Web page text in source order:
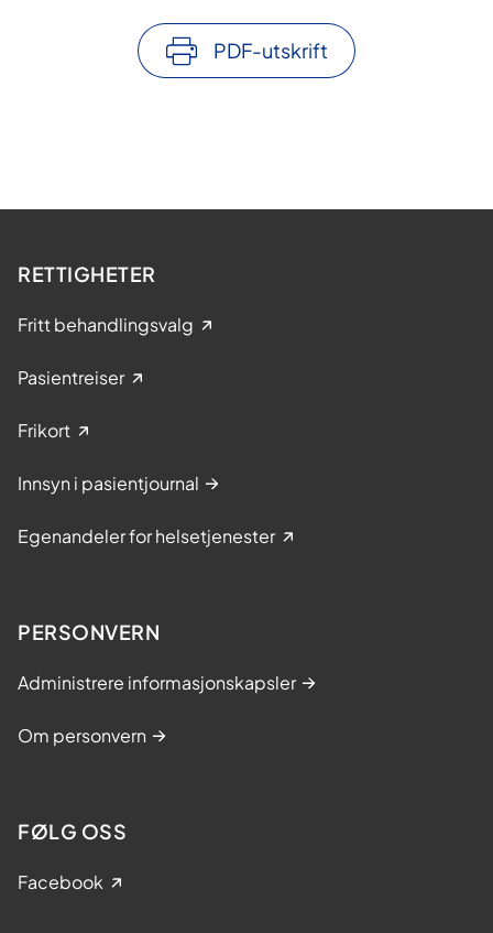
PDF-utskrift
RETTIGHETER
Fritt behandlingsvalg
Pasientreiser
Frikort
Innsyn i pasientjournal
Egenandeler for helsetjenester
PERSONVERN
Administrere informasjonskapsler
Om personvern
FØLG OSS
Facebook